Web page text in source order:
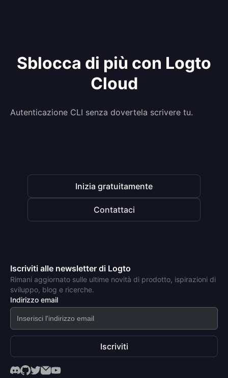
Sblocca di più con Logto
Cloud
Autenticazione CLI senza dovertela scrivere tu.
Inizia gratuitamente
Contattaci
Iscriviti alle newsletter di Logto
Rimani aggiornato sulle ultime novità di prodotto, ispirazioni di
sviluppo, blog e ricerche.
Indirizzo email
Iscriviti